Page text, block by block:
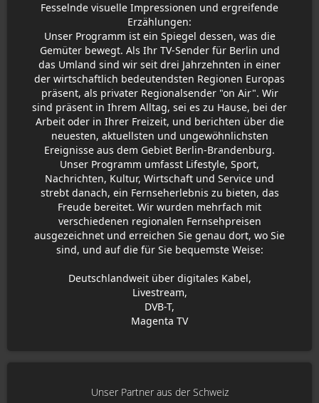
Fesselnde visuelle Impressionen und ergreifende
Erzählungen:
Unser Programm ist ein Spiegel dessen, was die
Gemüter bewegt. Als Ihr TV-Sender für Berlin und
das Umland sind wir seit drei Jahrzehnten in einer
der wirtschaftlich bedeutendsten Regionen Europas
präsent, als privater Regionalsender "on Air". Wir
sind präsent in Ihrem Alltag, sei es zu Hause, bei der
Arbeit oder in Ihrer Freizeit, und berichten über die
neuesten, aktuellsten und ungewöhnlichsten
Ereignisse aus dem Gebiet Berlin-Brandenburg.
Unser Programm umfasst Lifestyle, Sport,
Nachrichten, Kultur, Wirtschaft und Service und
strebt danach, ein Fernseherlebnis zu bieten, das
Freude bereitet. Wir wurden mehrfach mit
verschiedenen regionalen Fernsehpreisen
ausgezeichnet und erreichen Sie genau dort, wo Sie
sind, und auf die für Sie bequemste Weise:
Deutschlandweit über digitales Kabel,
Livestream,
DVB-T,
Magenta TV
Unser Partner aus der Schweiz